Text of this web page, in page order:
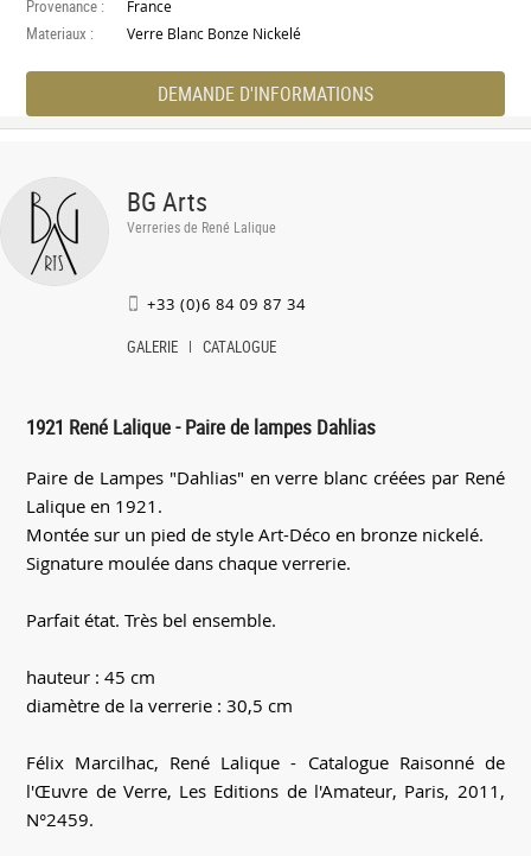
Provenance : France
Materiaux : Verre Blanc Bonze Nickelé
DEMANDE D'INFORMATIONS
BG Arts
Verreries de René Lalique
+33 (0)6 84 09 87 34
GALERIE CATALOGUE
1921 René Lalique - Paire de lampes Dahlias
Paire de Lampes "Dahlias" en verre blanc créées par René
Lalique en 1921.
Montée sur un pied de style Art-Déco en bronze nickelé.
Signature moulée dans chaque verrerie.
Parfait état. Très bel ensemble.
hauteur : 45 cm
diamètre de la verrerie : 30,5 cm
Félix Marcilhac, René Lalique - Catalogue Raisonné de
l'Œuvre de Verre, Les Editions de l'Amateur, Paris, 2011,
N°2459.